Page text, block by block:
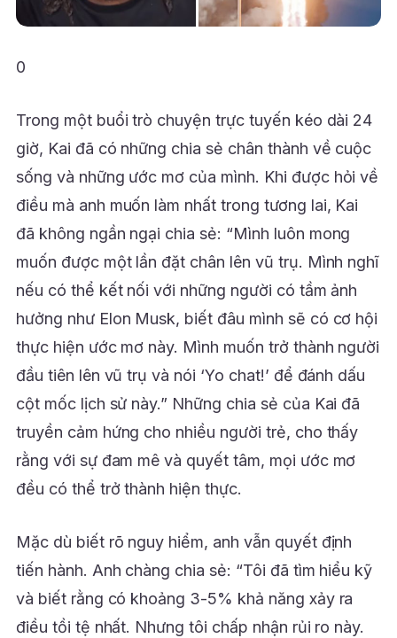
0
Trong một buổi trò chuyện trực tuyến kéo dài 24
giờ, Kai đã có những chia sẻ chân thành về cuộc
sống và những ước mơ của mình. Khi được hỏi về
điều mà anh muốn làm nhất trong tương lai, Kai
đã không ngần ngại chia sẻ: “Mình luôn mong
muốn được một lần đặt chân lên vũ trụ. Mình nghĩ
nếu có thể kết nối với những người có tầm ảnh
hưởng như Elon Musk, biết đâu mình sẽ có cơ hội
thực hiện ước mơ này. Mình muốn trở thành người
đầu tiên lên vũ trụ và nói ‘Yo chat!’ để đánh dấu
cột mốc lịch sử này.” Những chia sẻ của Kai đã
truyền cảm hứng cho nhiều người trẻ, cho thấy
rằng với sự đam mê và quyết tâm, mọi ước mơ
đều có thể trở thành hiện thực.
Mặc dù biết rõ nguy hiểm, anh vẫn quyết định
tiến hành. Anh chàng chia sẻ: “Tôi đã tìm hiểu kỹ
và biết rằng có khoảng 3-5% khả năng xảy ra
điều tồi tệ nhất. Nhưng tôi chấp nhận rủi ro này.